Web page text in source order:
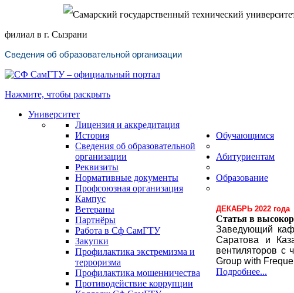
Самарский государственный технический
филиал в г. Сызрани
Сведения об образовательной организации
Нажмите, чтобы раскрыть
Университет
Лицензия и аккредитация
История
Сведения об образовательной
организации
Реквизиты
Нормативные документы
Профсоюзная организация
Кампус
Ветераны
Партнёры
Работа в Сф СамГТУ
Закупки
Профилактика экстремизма и
терроризма
Профилактика мошенничества
Противодействие коррупции
Обучающимся
Абитуриентам
Образование
ДЕКАБРЬ 2022 года
Статья в
Заведующий
Саратова и
вентиляторов с
Group with
Подробнее...